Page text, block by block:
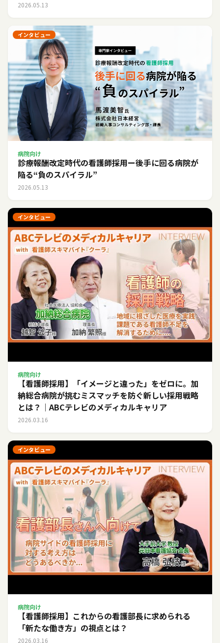
2026.05.13
インタビュー
病院向け
診療報酬改定時代の看護師採用ー後手に回る病院が
陥る“負のスパイラル”
2026.05.13
インタビュー
病院向け
【看護師採用】「イメージと違った」をゼロに。加
納総合病院が挑むミスマッチを防ぐ新しい採用戦略
とは？｜ABCテレビのメディカルキャリア
2026.03.16
インタビュー
病院向け
【看護師採用】これからの看護部長に求められる
「新たな働き方」の視点とは？
2026.03.16